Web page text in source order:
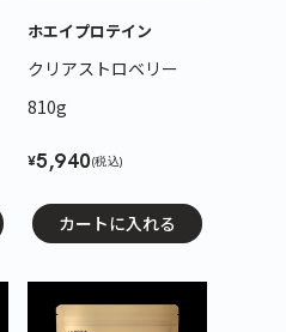
ホエイプロテイン
クリアストロベリー
810g
¥5,940(税込)
カートに入れる